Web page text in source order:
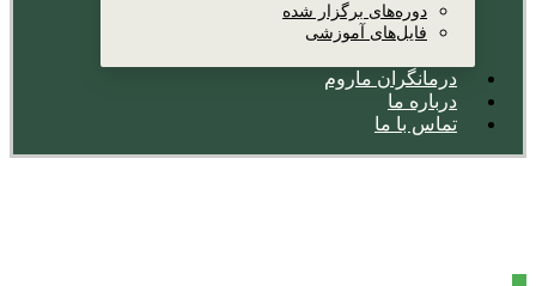
دوره‌های برگزار شده
فایل‌های آموزشی
درمانگران ماروم
درباره ما
تماس با ما